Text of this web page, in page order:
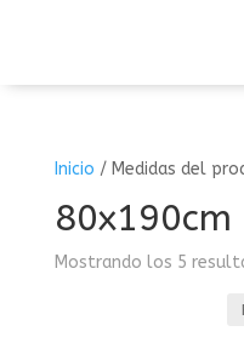
Inicio / Medidas del
80x190cm
Mostrando los 5